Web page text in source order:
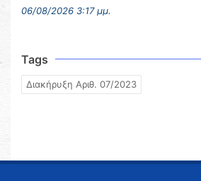
06/08/2026 3:17 μμ.
Tags
Διακήρυξη Αριθ. 07/2023